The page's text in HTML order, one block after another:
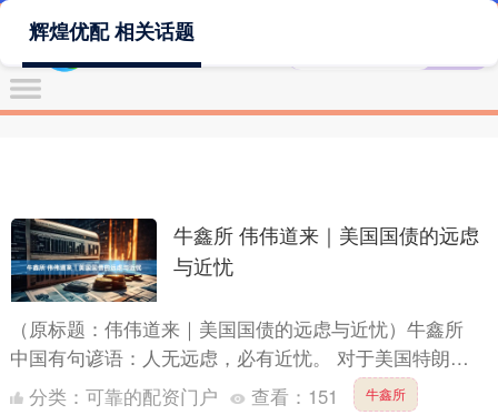
辉煌优配 相关话题
牛鑫所 伟伟道来｜美国国债的远虑
与近忧
（原标题：伟伟道来｜美国国债的远虑与近忧）牛鑫所
中国有句谚语：人无远虑，必有近忧。 对于美国特朗普
政府的财经团队而言，在美国国债这个问题上，他们目前
分类： 可靠的配资门户 查看： 151 牛鑫所